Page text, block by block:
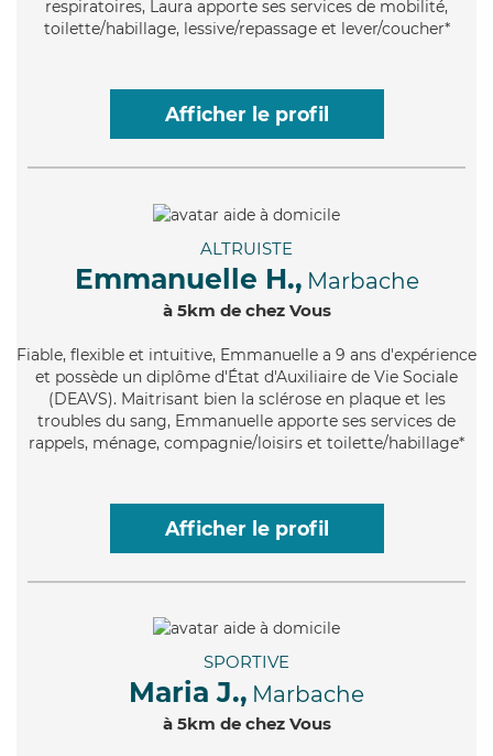
respiratoires, Laura apporte ses services de mobilité,
toilette/habillage, lessive/repassage et lever/coucher*
Afficher le profil
ALTRUISTE
Emmanuelle H., Marbache
à 5km de chez Vous
Fiable, flexible et intuitive, Emmanuelle a 9 ans d'expérience
et possède un diplôme d'État d'Auxiliaire de Vie Sociale
(DEAVS). Maitrisant bien la sclérose en plaque et les
troubles du sang, Emmanuelle apporte ses services de
rappels, ménage, compagnie/loisirs et toilette/habillage*
Afficher le profil
SPORTIVE
Maria J., Marbache
à 5km de chez Vous